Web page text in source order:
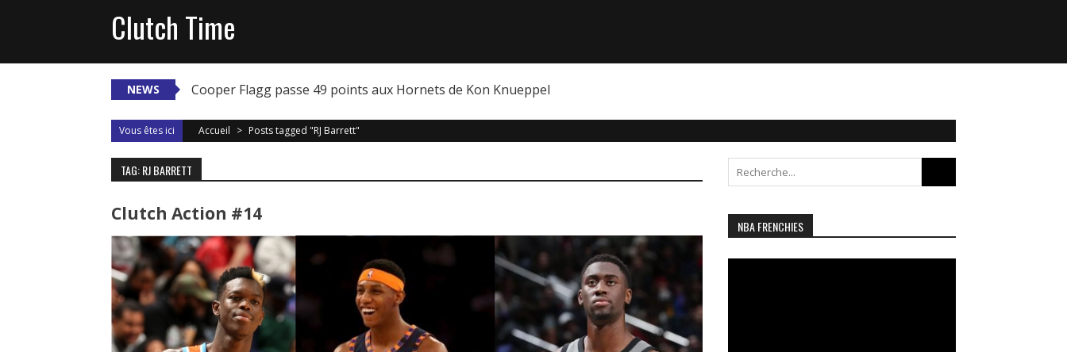
Clutch Time
NEWS Cooper Flagg passe 49 points aux Hornets de Kon Knueppel
Vous êtes ici Accueil > Posts tagged "RJ Barrett"
TAG: RJ BARRETT
Clutch Action #14
for:
NBA FRENCHIES